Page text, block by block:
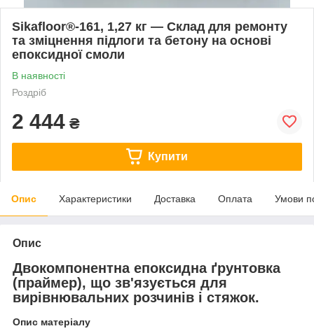
Sikafloor®-161, 1,27 кг — Склад для ремонту
та зміцнення підлоги та бетону на основі
епоксидної смоли
В наявності
Роздріб
2 444 ₴
Купити
Опис Характеристики Доставка Оплата Умови
Опис
Двокомпонентна епоксидна ґрунтовка
(праймер), що зв'язується для
вирівнювальних розчинів і стяжок.
Опис матеріалу